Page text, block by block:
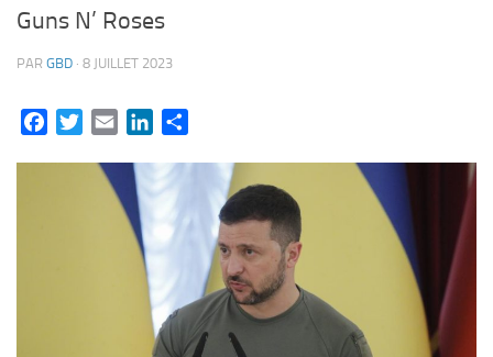
Guns N’ Roses
PAR GBD · 8 JUILLET 2023
FacebookTwitterEmail LinkedIn